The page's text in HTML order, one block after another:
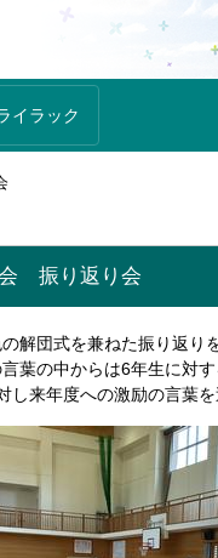
イラック
振り返り会
解団式を兼ねた振り返り
葉の中からは6年生に対
し来年度への激励の言葉を